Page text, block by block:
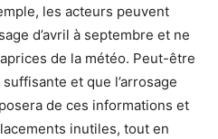
les acteurs peuvent
d’avril à septembre et ne
de la météo. Peut-être
et que l’arrosage
de ces informations et
inutiles, tout en